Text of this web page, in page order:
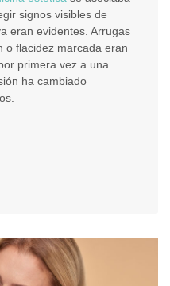
signos visibles de
eran evidentes. Arrugas
o flacidez marcada eran
primera vez a una
ha cambiado